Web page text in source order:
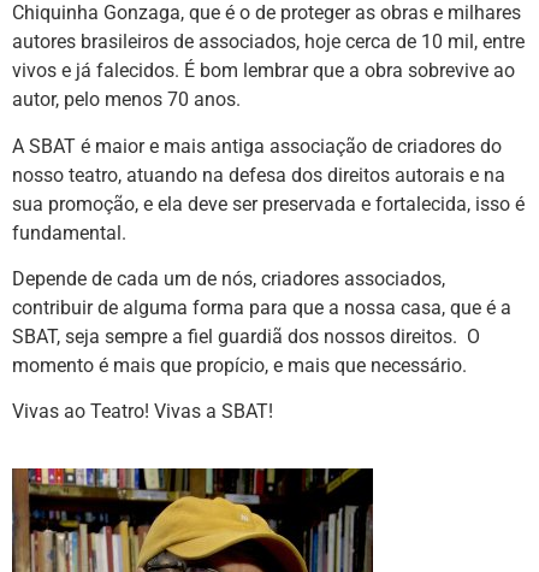
Chiquinha Gonzaga, que é o de proteger as obras e milhares
autores brasileiros de associados, hoje cerca de 10 mil, entre
vivos e já falecidos. É bom lembrar que a obra sobrevive ao
autor, pelo menos 70 anos.
A SBAT é maior e mais antiga associação de criadores do
nosso teatro, atuando na defesa dos direitos autorais e na
sua promoção, e ela deve ser preservada e fortalecida, isso é
fundamental.
Depende de cada um de nós, criadores associados,
contribuir de alguma forma para que a nossa casa, que é a
SBAT, seja sempre a fiel guardiã dos nossos direitos. O
momento é mais que propício, e mais que necessário.
Vivas ao Teatro! Vivas a SBAT!